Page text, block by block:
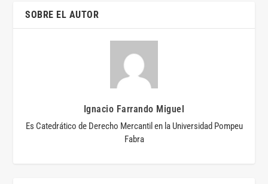
SOBRE EL AUTOR
Ignacio Farrando Miguel
Es Catedrático de Derecho Mercantil en la Universidad Pompeu
Fabra